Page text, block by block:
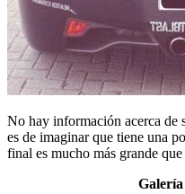
No hay información acerca de
es de imaginar que tiene una
final es mucho más grande
Galería